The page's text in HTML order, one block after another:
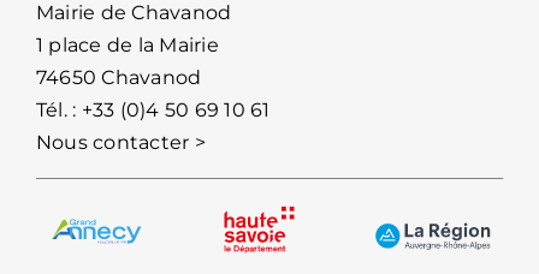
Mairie de Chavanod
1 place de la Mairie
74650 Chavanod
Tél. : +33 (0)4 50 69 10 61
Nous contacter >